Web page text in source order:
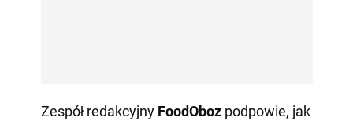
Zespół redakcyjny FoodOboz podpowie, jak